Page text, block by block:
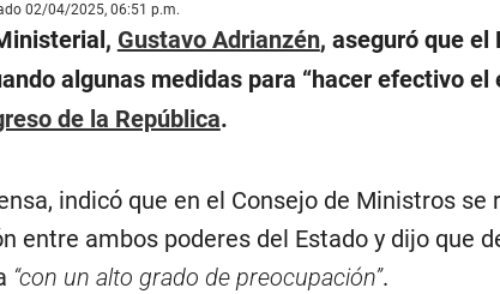
02/04/2025, 06:51 p.m.
Gustavo Adrianzén, aseguró que el
algunas medidas para “hacer efectivo el
de la República.
indicó que en el Consejo de Ministros se
entre ambos poderes del Estado y dijo que
“con un alto grado de preocupación”.